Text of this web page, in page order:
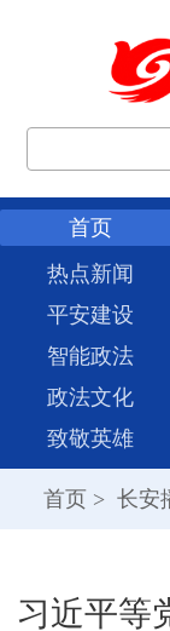
首页
热点新闻
平安建设
智能政法
政法文化
致敬英雄
首页 > 长安
习近平等